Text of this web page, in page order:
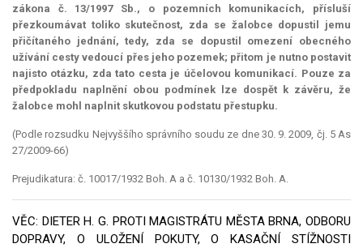
zákona č. 13/1997 Sb., o pozemních komunikacích, přísluší
přezkoumávat toliko skutečnost, zda se žalobce dopustil jemu
přičítaného jednání, tedy, zda se dopustil omezení obecného
užívání cesty vedoucí přes jeho pozemek; přitom je nutno postavit
najisto otázku, zda tato cesta je účelovou komunikací. Pouze za
předpokladu naplnění obou podmínek lze dospět k závěru, že
žalobce mohl naplnit skutkovou podstatu přestupku.
(Podle rozsudku Nejvyššího správního soudu ze dne 30. 9. 2009, čj. 5 As
27/2009-66)
Prejudikatura: č. 10017/1932 Boh. A a č. 10130/1932 Boh. A.
VĚC: DIETER H. G. PROTI MAGISTRÁTU MĚSTA BRNA, ODBORU
DOPRAVY, O ULOŽENÍ POKUTY, O KASAČNÍ STÍŽNOSTI